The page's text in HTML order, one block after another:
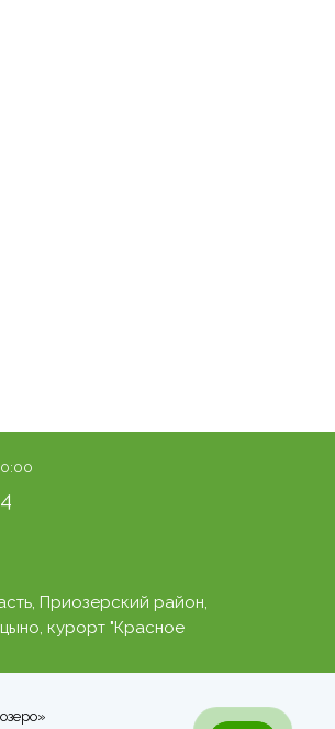
Приозерский район,
курорт "Красное